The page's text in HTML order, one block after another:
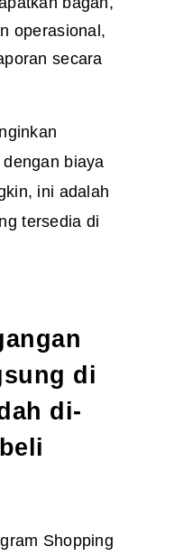
operasional,
secara
biaya
ini adalah
tersedia di
di
di-
Shopping